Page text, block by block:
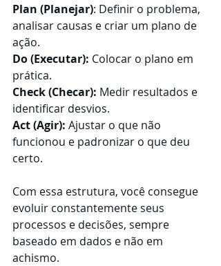
Plan (Planejar): Definir o problema,
analisar causas e criar um plano de
ação.
Do (Executar): Colocar o plano em
prática.
Check (Checar): Medir resultados e
identificar desvios.
Act (Agir): Ajustar o que não
funcionou e padronizar o que deu
certo.
Com essa estrutura, você consegue
evoluir constantemente seus
processos e decisões, sempre
baseado em dados e não em
achismo.